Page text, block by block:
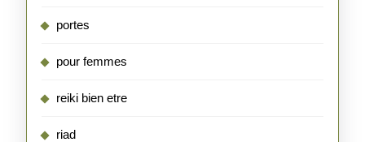
portes
pour femmes
reiki bien etre
riad